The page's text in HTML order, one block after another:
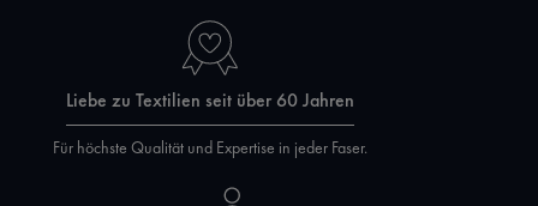
Liebe zu Textilien seit über 60 Jahren
Für höchste Qualität und Expertise in jeder Faser.